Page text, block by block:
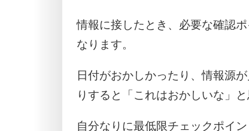
情報に接したとき、必要な確認
なります。
日付がおかしかったり、情報源
りすると「これはおかしいな」と
自分なりに最低限チェックポイ